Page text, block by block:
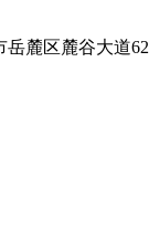
麓区麓谷大道